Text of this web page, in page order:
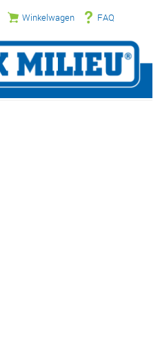
Winkelwagen FAQ